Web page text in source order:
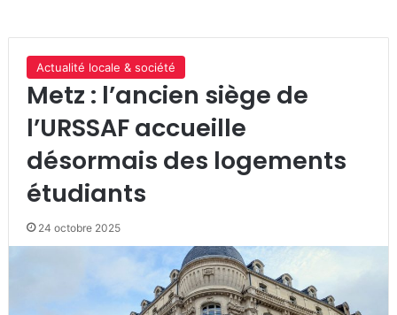
Actualité locale & société
Metz : l’ancien siège de
l’URSSAF accueille
désormais des logements
étudiants
24 octobre 2025